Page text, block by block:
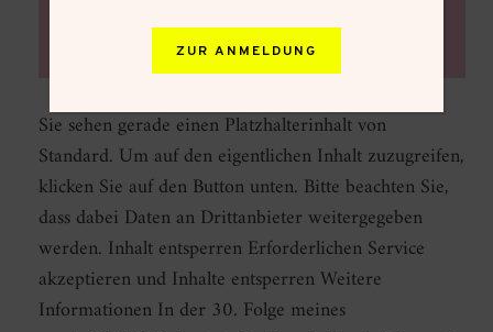
Sie sehen gerade einen Platzhalterinhalt von
Standard. Um auf den eigentlichen Inhalt zuzugreifen,
klicken Sie auf den Button unten. Bitte beachten Sie,
dass dabei Daten an Drittanbieter weitergegeben
werden. Inhalt entsperren Erforderlichen Service
akzeptieren und Inhalte entsperren Weitere
Informationen In der 30. Folge meines
ZUR ANMELDUNG